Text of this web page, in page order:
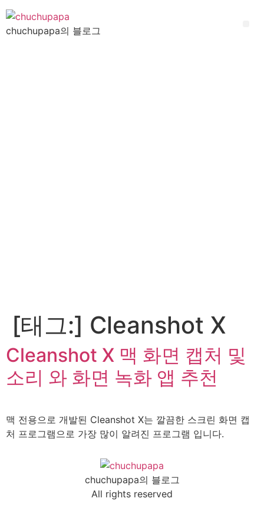
Skip
to
content
chuchupapa의 블로그
[태그:] Cleanshot X
Cleanshot X 맥 화면 캡처 및
소리 와 화면 녹화 앱 추천
맥 전용으로 개발된 Cleanshot X는 깔끔한 스크린 화면 캡
처 프로그램으로 가장 많이 알려진 프로그램 입니다.
chuchupapa의 블로그
All rights reserved